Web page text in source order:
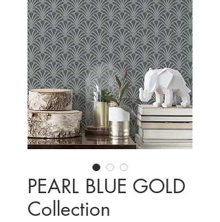
PEARL BLUE GOLD
Collection